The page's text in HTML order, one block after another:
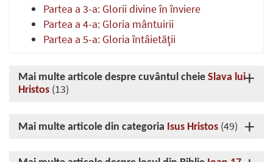
Partea a 3-a: Glorii divine în înviere
Partea a 4-a: Gloria mântuirii
Partea a 5-a: Gloria întâietăţii
Mai multe articole despre cuvântul cheie Slava lui
Hristos (13)
Mai multe articole din categoria Isus Hristos (49)